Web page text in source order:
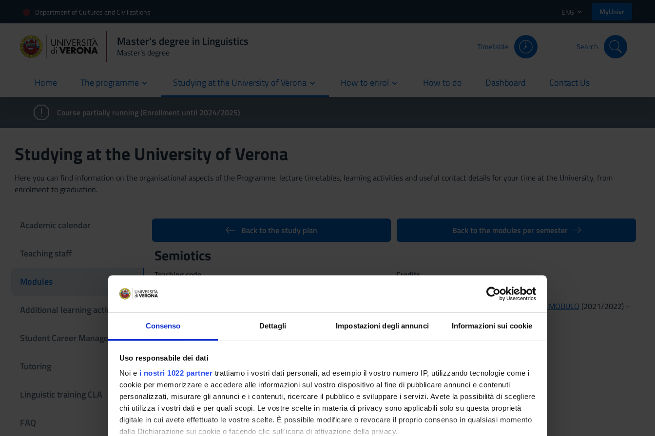
Consenso Dettagli Impostazioni degli annunci Informazioni sui cookie
Uso responsabile dei dati
Noi e i nostri 1022 partner trattiamo i vostri dati personali, ad esempio il vostro numero IP, utilizzando tecnologie come i
cookie per memorizzare e accedere alle informazioni sul vostro dispositivo al fine di pubblicare annunci e contenuti
personalizzati, misurare gli annunci e i contenuti, ricercare il pubblico e sviluppare i servizi. Avete la possibilità di scegliere
chi utilizza i vostri dati e per quali scopi. Le vostre scelte in materia di privacy sono applicabili solo su questa proprietà
digitale in cui avete effettuato le vostre scelte. È possibile modificare o revocare il proprio consenso in qualsiasi momento
dalla Dichiarazione sui cookie o facendo clic sull'icona di attivazione della privacy.
Department of Cultures and Civilizations ENG MyUnivr
Master's degree in Linguistics
Master’s degree
Timetable Search
Home
current The programme Studying at the University of Verona How to enrol How to do
current Dashboard
current Contact Us
current
Course partially running (Enrollment until 2024/2025)
Studying at the University of Verona
Here you can find information on the organisational aspects of the Programme, lecture timetables, learning activities and useful contact details for your time at the University, from
enrolment to graduation.
Academic calendar
Teaching staff
Modules
Additional learning activities
Student Career Management
Tutoring
Linguistic training CLA
FAQ
Back to the study plan Back to the modules per semester
Semiotics
Teaching code
4S02593
Credits
Reasoning, information and multimedia semiotics (m) - Modulo: SEMIOTICA MULTIMEDIALE (M) I MODULO (2021/2022) -